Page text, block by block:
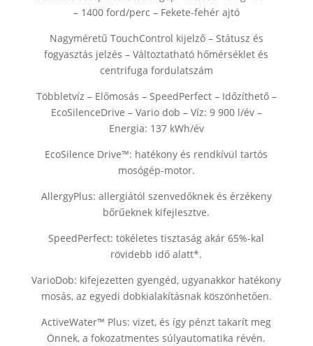
– 1400 ford/perc – Fekete-fehér ajtó
Nagyméretű TouchControl kijelző – Státusz és
fogyasztás jelzés – Változtatható hőmérséklet és
centrifuga fordulatszám
Többletvíz – Előmosás – SpeedPerfect – Időzíthető –
EcoSilenceDrive – Vario dob – Víz: 9 900 l/év –
Energia: 137 kWh/év
EcoSilence Drive™: hatékony és rendkívül tartós
mosógép-motor.
AllergyPlus: allergiától szenvedőknek és érzékeny
bőrűeknek kifejlesztve.
SpeedPerfect: tökéletes tisztaság akár 65%-kal
rövidebb idő alatt*.
VarioDob: kifejezetten gyengéd, ugyanakkor hatékony
mosás, az egyedi dobkialakításnak köszönhetően.
ActiveWater™ Plus: vizet, és így pénzt takarít meg
Önnek, a fokozatmentes súlyautomatika révén.